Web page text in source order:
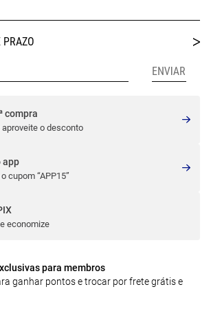
compra
o desconto
app
cupom “APP15”
economize
para membros
ganhar pontos e trocar por frete grátis e